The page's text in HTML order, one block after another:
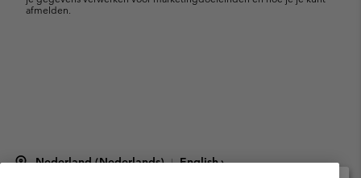
afmelden.
Nederland (Nederlands) | English ›